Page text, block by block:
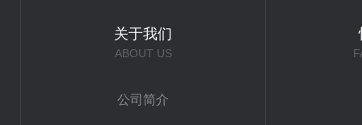
关于我们
ABOUT US
公司简介